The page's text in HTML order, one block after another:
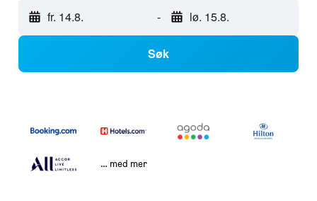
fr. 14.8. - lø. 15.8.
Søk
… med mer